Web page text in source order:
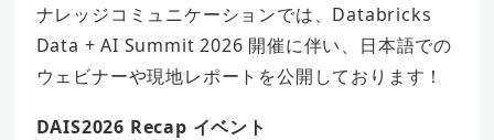
ナレッジコミュニケーションでは、Databricks
Data + AI Summit 2026 開催に伴い、日本語での
ウェビナーや現地レポートを公開しております！
DAIS2026 Recap イベント